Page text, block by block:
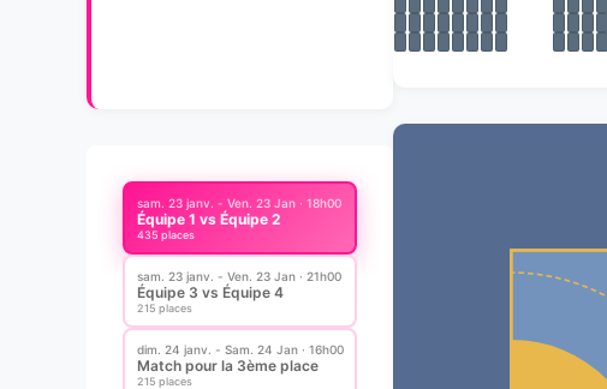
sam. 23 janv. - Ven. 23 Jan · 18h00
Équipe 1 vs Équipe 2
435 places
sam. 23 janv. - Ven. 23 Jan · 21h00
Équipe 3 vs Équipe 4
215 places
dim. 24 janv. - Sam. 24 Jan · 16h00
Match pour la 3ème place
215 places